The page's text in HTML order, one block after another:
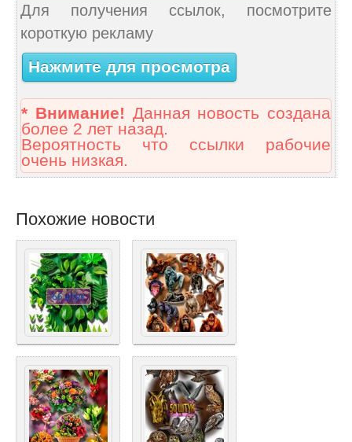
Для получения ссылок, посмотрите
короткую рекламу
Нажмите для просмотра
* Внимание! Данная новость создана
более 2 лет назад.
Вероятность что ссылки рабочие
очень низкая.
Похожие новости